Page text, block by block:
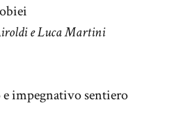
e Luca Martini
impegnativo sentiero